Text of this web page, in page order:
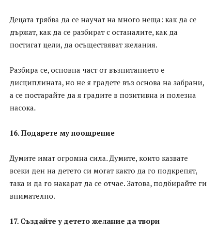
Децата трябва да се научат на много неща: как да се
държат, как да се разбират с останалите, как да
постигат цели, да осъществяват желания.
Разбира се, основна част от възпитанието е
дисциплината, но не я градете въз основа на забрани,
а се постарайте да я градите в позитивна и полезна
насока.
16. Подарете му поощрение
Думите имат огромна сила. Думите, които казвате
всеки ден на детето си могат както да го подкрепят,
така и да го накарат да се отчае. Затова, подбирайте ги
внимателно.
17. Създайте у детето желание да твори